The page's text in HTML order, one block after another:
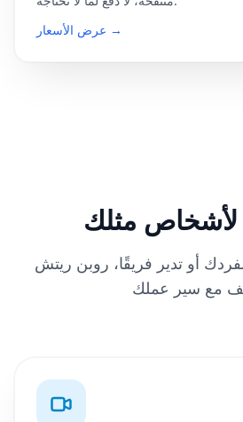
عرض الأسعار →
مثلك
أو تدير فريقًا، روبن ريتش
مع سير عملك